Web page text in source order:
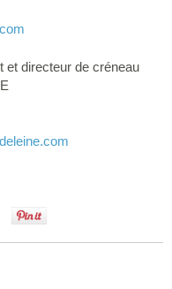
et directeur de créneau